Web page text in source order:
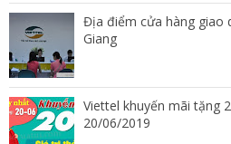
Địa điểm cửa hàng giao
Giang
Viettel khuyến mãi tặng
20/06/2019